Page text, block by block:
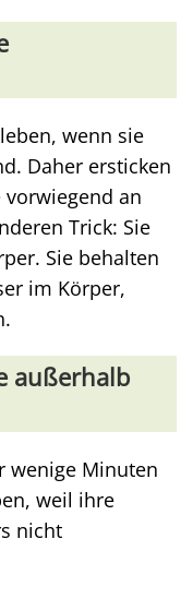
wenn sie
Daher ersticken
vorwiegend an
Trick: Sie
Sie behalten
im Körper,
außerhalb
wenige Minuten
weil ihre
nicht